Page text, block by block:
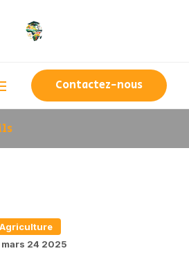
Contactez-nous
Agriculture
mars 24 2025